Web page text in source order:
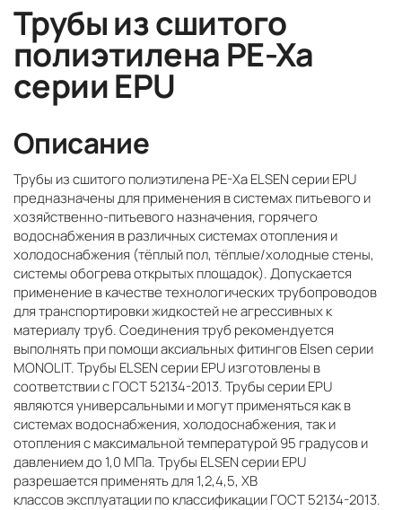
Трубы из сшитого
полиэтилена PE-Xа
серии EPU
Описание
Трубы из сшитого полиэтилена PE-Xa ELSEN серии EPU
предназначены для применения в системах питьевого и
хозяйственно-питьевого назначения, горячего
водоснабжения в различных системах отопления и
холодоснабжения (тёплый пол, тёплые/холодные стены,
системы обогрева открытых площадок). Допускается
применение в качестве технологических трубопроводов
для транспортировки жидкостей не агрессивных к
материалу труб. Соединения труб рекомендуется
выполнять при помощи аксиальных фитингов Elsen серии
MONOLIT. Трубы ELSEN серии EPU изготовлены в
соответствии с ГОСТ 52134-2013. Трубы серии EPU
являются универсальными и могут применяться как в
системах водоснабжения, холодоснабжения, так и
отопления с максимальной температурой 95 градусов и
давлением до 1,0 МПа. Трубы ELSEN серии EPU
разрешается применять для 1,2,4,5, ХВ
классов эксплуатации по классификации ГОСТ 52134-2013.